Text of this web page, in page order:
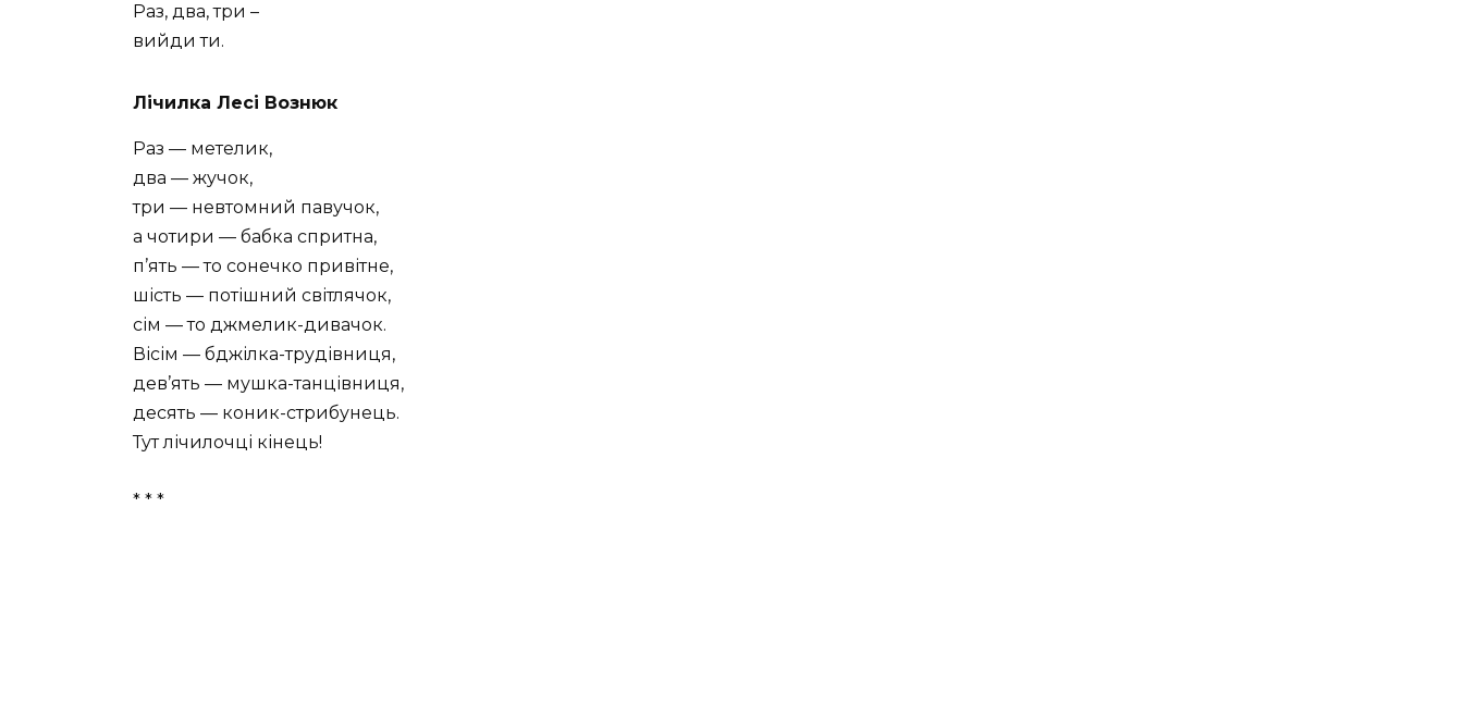
Раз, два, три –
вийди ти.
Лічилка Лесі Вознюк
Раз — метелик,
два — жучок,
три — невтомний павучок,
а чотири — бабка спритна,
п’ять — то сонечко привітне,
шість — потішний світлячок,
сім — то джмелик-дивачок.
Вісім — бджілка-трудівниця,
дев’ять — мушка-танцівниця,
десять — коник-стрибунець.
Тут лічилочці кінець!
* * *